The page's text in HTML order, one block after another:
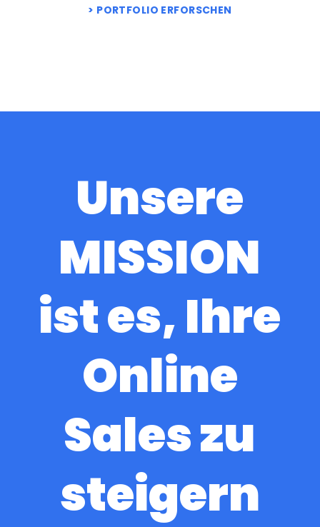
PORTFOLIO ERFORSCHEN
Unsere
MISSION
ist es, Ihre
Online
Sales zu
steigern